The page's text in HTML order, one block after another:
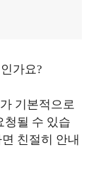
가요?
기본적으로
청될 수 있습
친절히 안내